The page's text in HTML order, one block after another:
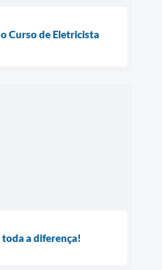
Curso de Eletricista
a diferença!